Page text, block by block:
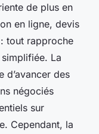
de plus en
en ligne, devis
tout rapproche
simplifiée. La
d’avancer des
négociés
sur
Cependant, la